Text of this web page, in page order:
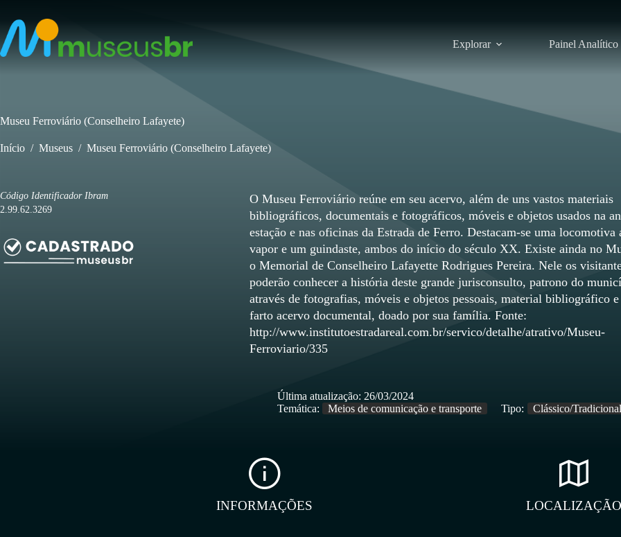
para
conteúdo
Explorar Painel Analítico
Museu Ferroviário (Conselheiro Lafayete)
Início / Museus / Museu Ferroviário (Conselheiro Lafayete)
Código Identificador Ibram
2.99.62.3269
O Museu Ferroviário reúne em seu acervo, além de uns vastos materiais
bibliográficos, documentais e fotográficos, móveis e objetos usados na
estação e nas oficinas da Estrada de Ferro. Destacam-se uma locomotiva
vapor e um guindaste, ambos do início do século XX. Existe ainda no
o Memorial de Conselheiro Lafayette Rodrigues Pereira. Nele os
poderão conhecer a história deste grande jurisconsulto, patrono do
através de fotografias, móveis e objetos pessoais, material bibliográfico
farto acervo documental, doado por sua família. Fonte:
http://www.institutoestradareal.com.br/servico/detalhe/atrativo/Museu-
Ferroviario/335
Última atualização: 26/03/2024
Temática:
Meios de comunicação e transporte Tipo: Clássico/Tradicional
INFORMAÇÕES